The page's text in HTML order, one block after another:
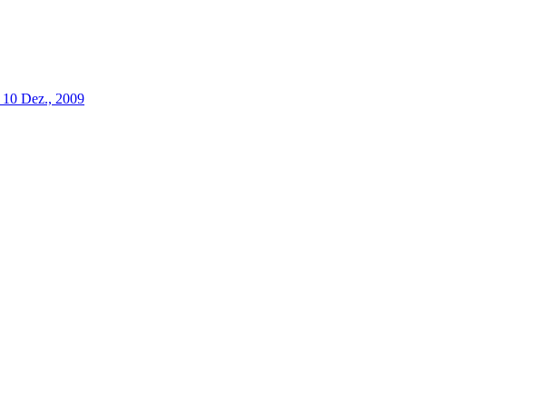
10 Dez., 2009